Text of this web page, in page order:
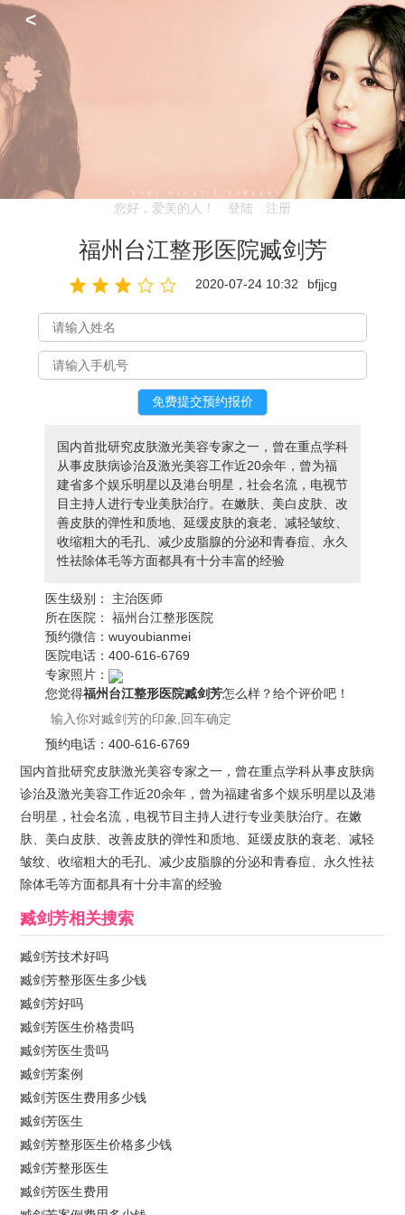
<
您好，爱美的人！ 登陆 注册
福州台江整形医院臧剑芳
2020-07-24 10:32 bfjjcg
国内首批研究皮肤激光美容专家之一，曾在重点学科
从事皮肤病诊治及激光美容工作近20余年，曾为福
建省多个娱乐明星以及港台明星，社会名流，电视节
目主持人进行专业美肤治疗。在嫩肤、美白皮肤、改
善皮肤的弹性和质地、延缓皮肤的衰老、减轻皱纹、
收缩粗大的毛孔、减少皮脂腺的分泌和青春痘、永久
性祛除体毛等方面都具有十分丰富的经验
医生级别：
主治医师
所在医院：
福州台江整形医院
预约微信：wuyoubianmei
医院电话：400-616-6769
专家照片：
您觉得福州台江整形医院臧剑芳怎么样？给个评价吧！
预约电话：400-616-6769
国内首批研究皮肤激光美容专家之一，曾在重点学科从事皮肤病
诊治及激光美容工作近20余年，曾为福建省多个娱乐明星以及港
台明星，社会名流，电视节目主持人进行专业美肤治疗。在嫩
肤、美白皮肤、改善皮肤的弹性和质地、延缓皮肤的衰老、减轻
皱纹、收缩粗大的毛孔、减少皮脂腺的分泌和青春痘、永久性祛
除体毛等方面都具有十分丰富的经验
臧剑芳相关搜索
臧剑芳技术好吗
臧剑芳整形医生多少钱
臧剑芳好吗
臧剑芳医生价格贵吗
臧剑芳医生贵吗
臧剑芳案例
臧剑芳医生费用多少钱
臧剑芳医生
臧剑芳整形医生价格多少钱
臧剑芳整形医生
臧剑芳医生费用